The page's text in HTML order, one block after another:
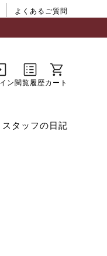
よくあるご質問
スタッフの日記